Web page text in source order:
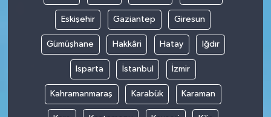
Eskişehir Gaziantep Giresun
Gümüşhane Hakkâri Hatay Iğdır
Isparta İstanbul İzmir
Kahramanmaraş Karabük Karaman